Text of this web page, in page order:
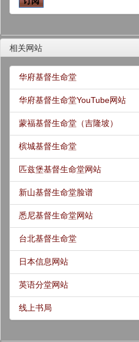
相关网站
华府基督生命堂
华府基督生命堂YouTube网站
蒙福基督生命堂（吉隆坡）
槟城基督生命堂
匹兹堡基督生命堂网站
新山基督生命堂脸谱
悉尼基督生命堂网站
台北基督生命堂
日本信息网站
英语分堂网站
线上书局